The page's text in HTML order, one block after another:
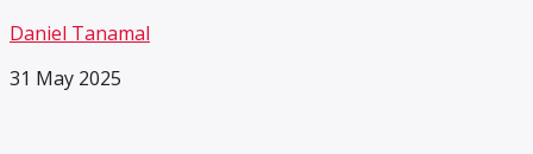
Daniel Tanamal
31 May 2025